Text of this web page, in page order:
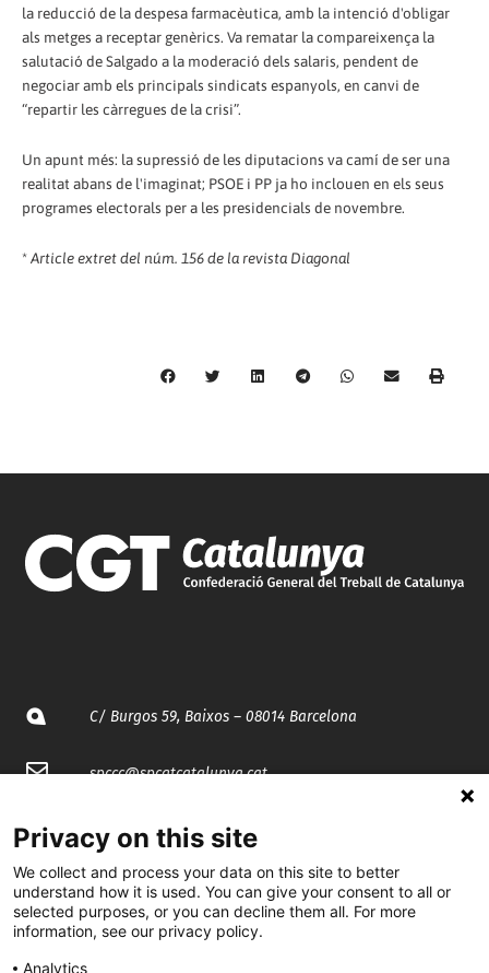
la reducció de la despesa farmacèutica, amb la intenció d'obligar
als metges a receptar genèrics. Va rematar la compareixença la
salutació de Salgado a la moderació dels salaris, pendent de
negociar amb els principals sindicats espanyols, en canvi de
“repartir les càrregues de la crisi”.
Un apunt més: la supressió de les diputacions va camí de ser una
realitat abans de l'imaginat; PSOE i PP ja ho inclouen en els seus
programes electorals per a les presidencials de novembre.
*Article extret del núm. 156 de la revista Diagonal
C/ Burgos 59, Baixos – 08014 Barcelona
spccc@spcgtcatalunya.cat
@CGTCatalunya
cgtcatalunya
Privacy on this site
We collect and process your data on this site to better
understand how it is used. You can give your consent to all or
selected purposes, or you can decline them all. For more
information, see our privacy policy.
Analytics